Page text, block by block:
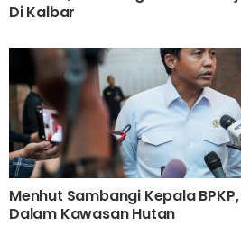
Di Kalbar
Menhut Sambangi Kepala BPKP, Bahas
Dalam Kawasan Hutan